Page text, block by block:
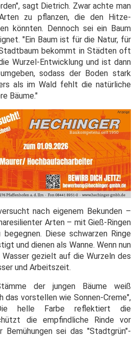
sagt Dietrich. Zwar achte man
zu pflanzen, die den Hitze-
könnten. Dennoch sei ein Baum
"Ein Baum ist für die Natur, für
bekommt in Städten oft
Wurzel-Entwicklung und ist dann
sodass der Boden stark
als im Wald fehlt die natürliche
Bäume."
nach eigenem Bekunden –
Arten – mit Gieß-Ringen
Diese schwarzen Ringe
und dienen als Wanne. Wenn nun
gezielt auf die Wurzeln des
und Arbeitszeit.
der jungen Bäume weiß
das vorstellen wie Sonnen-Creme",
helle Farbe reflektiert die
die empfindliche Rinde vor
Bemühungen sei das "Stadtgrün"-